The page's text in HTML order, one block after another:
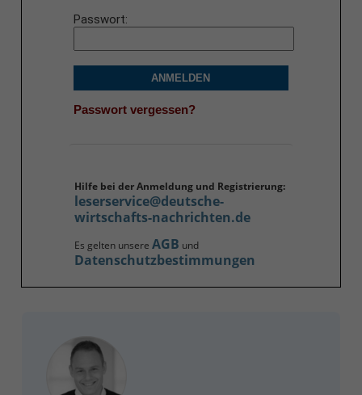
Passwort
ANMELDEN
Passwort vergessen?
Hilfe bei der Anmeldung und Registrierung:
leserservice@deutsche-
wirtschafts-nachrichten.de
Es gelten unsere AGB und
Datenschutzbestimmungen